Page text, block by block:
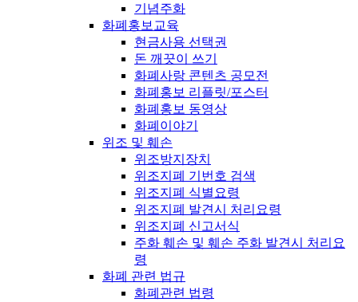
기념주화
화폐홍보교육
현금사용 선택권
돈 깨끗이 쓰기
화폐사랑 콘텐츠 공모전
화폐홍보 리플릿/포스터
화폐홍보 동영상
화폐이야기
위조 및 훼손
위조방지장치
위조지폐 기번호 검색
위조지폐 식별요령
위조지폐 발견시 처리요령
위조지폐 신고서식
주화 훼손 및 훼손 주화 발견시 처리요
령
화폐 관련 법규
화폐관련 법령